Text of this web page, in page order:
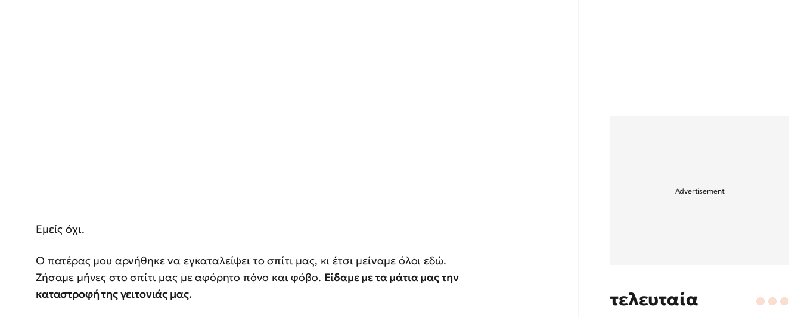
Εμείς όχι.
Ο πατέρας μου αρνήθηκε να εγκαταλείψει το σπίτι μας, κι έτσι μείναμε όλοι εδώ.
Ζήσαμε μήνες στο σπίτι μας με αφόρητο πόνο και φόβο. Είδαμε με τα μάτια μας την
καταστροφή της γειτονιάς μας.
τελευταία